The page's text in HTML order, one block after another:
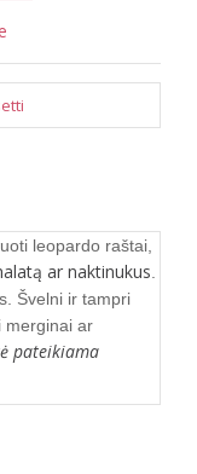
leopardo raštai,
ar naktinukus
Švelni ir tampri
merginai ar
pateikiama